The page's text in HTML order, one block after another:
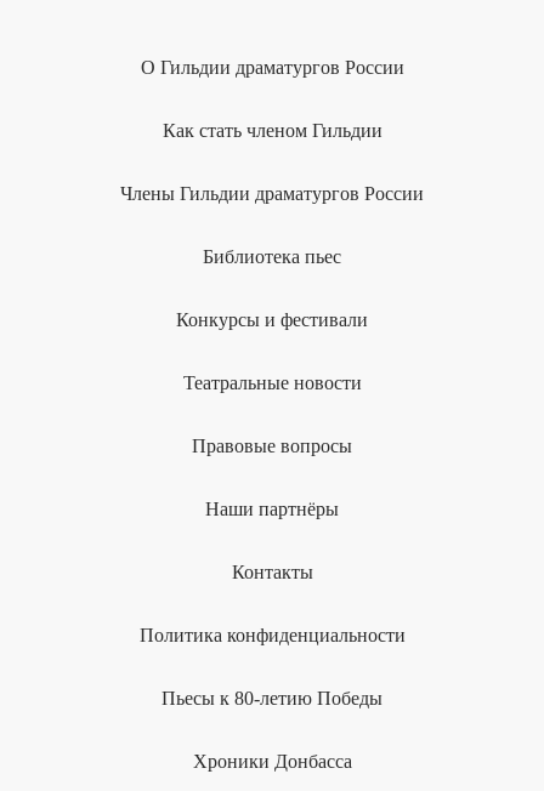
О Гильдии драматургов России
Как стать членом Гильдии
Члены Гильдии драматургов России
Библиотека пьес
Конкурсы и фестивали
Театральные новости
Правовые вопросы
Наши партнёры
Контакты
Политика конфиденциальности
Пьесы к 80-летию Победы
Хроники Донбасса